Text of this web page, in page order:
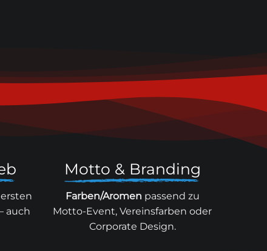
auch
Motto & Branding
Farben/Aromen passend zu
Motto-Event, Vereinsfarben oder
Corporate Design.